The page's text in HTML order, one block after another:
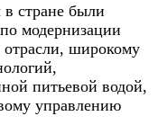
в стране были
модернизации
отрасли, широкому
питьевой водой,
управлению